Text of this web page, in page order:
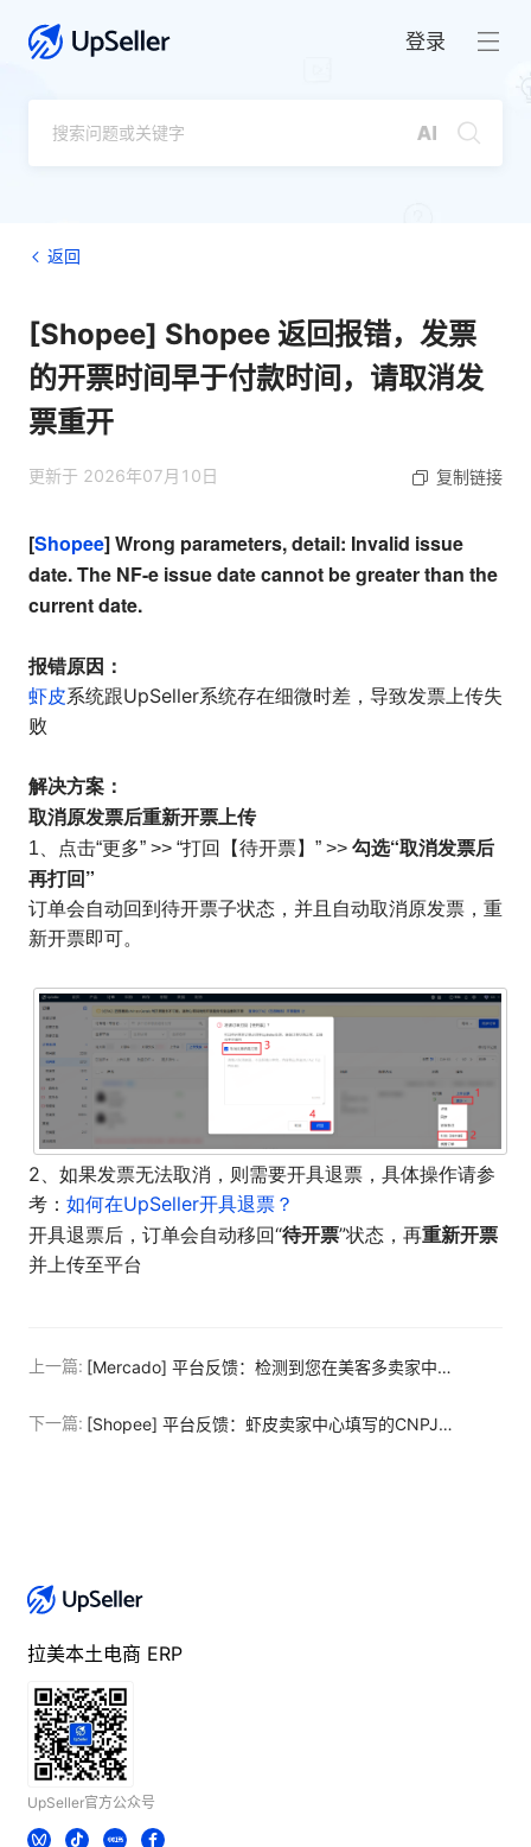
登录
返回
[Shopee] Shopee 返回报错，发票
的开票时间早于付款时间，请取消发
票重开
更新于 2026年07月10日 复制链接
[Shopee] Wrong parameters, detail: Invalid issue
date. The NF-e issue date cannot be greater than the
current date.
报错原因：
虾皮系统跟UpSeller系统存在细微时差，导致发票上传失
败
解决方案：
取消原发票后重新开票上传
1、点击“更多” >> “打回【待开票】” >> 勾选“取消发票后
再打回”
订单会自动回到待开票子状态，并且自动取消原发票，重
新开票即可。
2、如果发票无法取消，则需要开具退票，具体操作请参
考： 如何在UpSeller开具退票？
开具退票后，订单会自动移回“待开票”状态，再重新开票
并上传至平台
上一篇: [Mercado] 平台反馈：检测到您在美客多卖家中心的KYC信息中未填写或填写错误州税号 (IE)，导致发票上传失败
下一篇: [Shopee] 平台反馈：虾皮卖家中心填写的CNPJ与UpSeller发票设置中的CNPJ不一致，导致发票上传失败。
拉美本土电商 ERP
UpSeller官方公众号